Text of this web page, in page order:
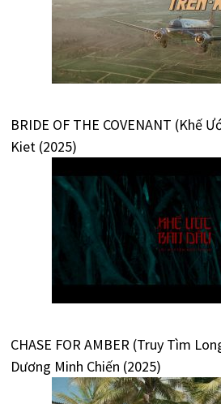
BRIDE OF THE COVENANT (Khế
Kiet (2025)
CHASE FOR AMBER (Truy Tìm
Dương Minh Chiến (2025)